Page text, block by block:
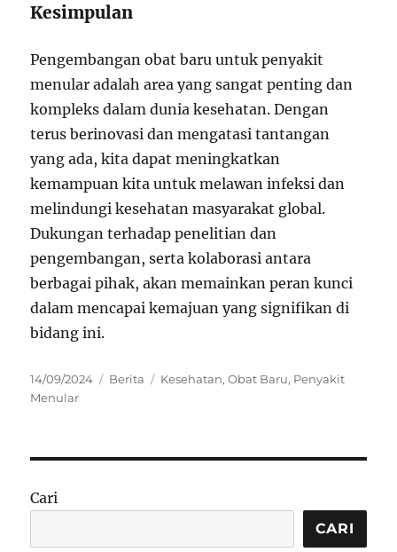
Kesimpulan
Pengembangan obat baru untuk penyakit
menular adalah area yang sangat penting dan
kompleks dalam dunia kesehatan. Dengan
terus berinovasi dan mengatasi tantangan
yang ada, kita dapat meningkatkan
kemampuan kita untuk melawan infeksi dan
melindungi kesehatan masyarakat global.
Dukungan terhadap penelitian dan
pengembangan, serta kolaborasi antara
berbagai pihak, akan memainkan peran kunci
dalam mencapai kemajuan yang signifikan di
bidang ini.
Posted
on
14/09/2024 Categories
Berita Tags
Kesehatan,Obat Baru, Penyakit
Menular
Cari
CARI